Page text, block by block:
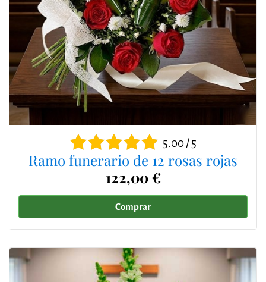
5.00 / 5
Ramo funerario de 12 rosas rojas
122,00 €
Comprar